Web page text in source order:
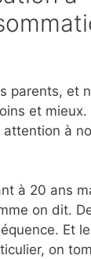
parents, et
et
à
à 20 ans
on dit.
Et
on